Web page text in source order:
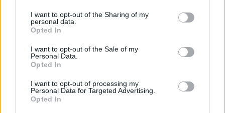
I want to opt-out of the Sharing of my
personal data.
Opted In
I want to opt-out of the Sale of my
Personal Data.
Opted In
I want to opt-out of processing my
Personal Data for Targeted Advertising.
Opted In
ΔΕΙΤΕ ΕΠΙΣΗΣ